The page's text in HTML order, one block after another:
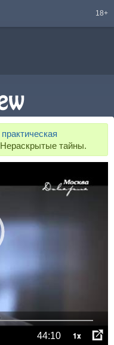
18+
тайны.
44:10 1x